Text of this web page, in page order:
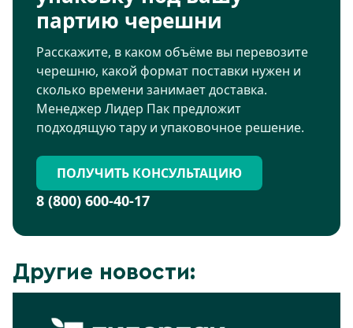
партию черешни
Расскажите, в каком объёме вы перевозите
черешню, какой формат поставки нужен и
сколько времени занимает доставка.
Менеджер Лидер Пак предложит
подходящую тару и упаковочное решение.
ПОЛУЧИТЬ КОНСУЛЬТАЦИЮ
8 (800) 600-40-17
Другие новости: